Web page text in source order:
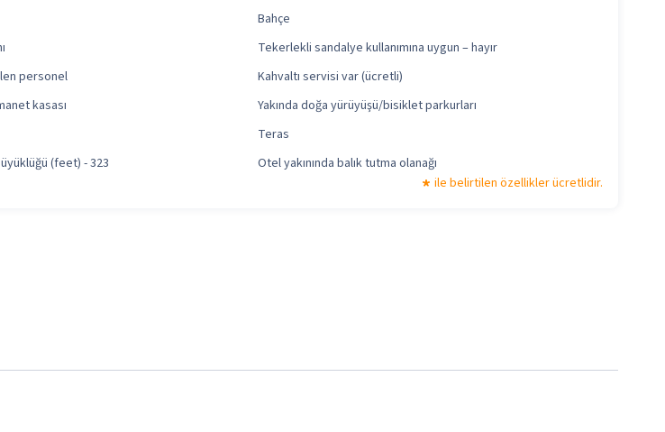
Bahçe
Tekerlekli sandalye kullanımına uygun – hayır
personel
Kahvaltı servisi var (ücretli)
kasası
Yakında doğa yürüyüşü/bisiklet parkurları
Teras
(feet) - 323
Otel yakınında balık tutma olanağı
ile belirtilen özellikler ücretlidir.